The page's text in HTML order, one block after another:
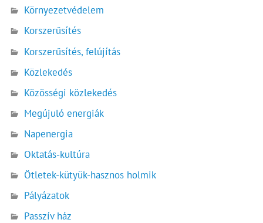
Környezetvédelem
Korszerűsítés
Korszerűsítés, felújítás
Közlekedés
Közösségi közlekedés
Megújuló energiák
Napenergia
Oktatás-kultúra
Ötletek-kütyük-hasznos holmik
Pályázatok
Passzív ház